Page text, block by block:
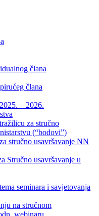
člana
člana
– 2026.
za stručno
(“bodovi”)
stručno usavršavanje NN
Stručno usavršavanje u
seminara i savjetovanja
na stručnom
webinaru